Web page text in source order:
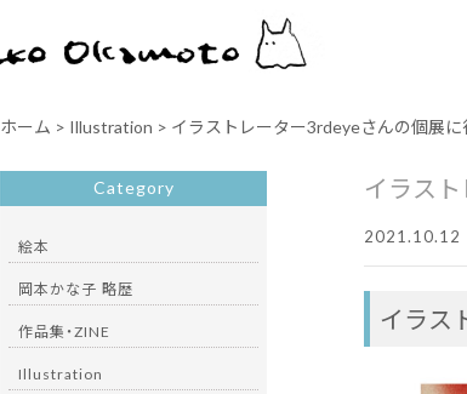
ホーム > Illustration > イラストレーター3rdeyeさんの個展に
イラス
2021.10.12
イラス
Category
絵本
岡本かな子 略歴
作品集・ZINE
Illustration